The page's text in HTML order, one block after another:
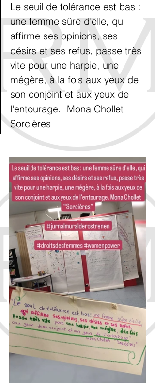
Le seuil de tolérance est bas :
une femme sûre d'elle, qui
affirme ses opinions, ses
désirs et ses refus, passe très
vite pour une harpie, une
mégère, à la fois aux yeux de
son conjoint et aux yeux de
l'entourage.  Mona Chollet
Sorcières